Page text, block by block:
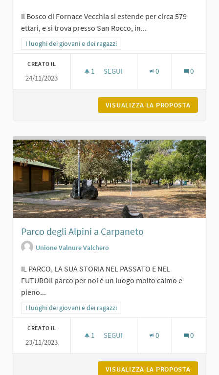
Il Bosco di Fornace Vecchia si estende per circa 579
ettari, e si trova presso San Rocco, in...
Filtra i risultati per categoria: I luoghi dei giovani e dei ragazzi
I luoghi dei giovani e dei ragazzi
CREATO IL
24/11/2023
1 1 SOSTENITORI
SEGUI 0 0
VISUALIZZA LA PROPOSTA
Parco degli Alpini a Carpaneto
Unione Valnure Valchero
IL PARCO, LA SUA STORIA NEL PASSATO E NEL
FUTUROIl parco per noi è un luogo molto calmo e
pieno...
Filtra i risultati per categoria: I luoghi dei giovani e dei ragazzi
I luoghi dei giovani e dei ragazzi
CREATO IL
23/11/2023
1 1 SOSTENITORI
SEGUI 0 0
VISUALIZZA LA PROPOSTA